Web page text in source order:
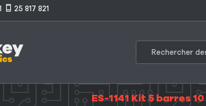
25 817 821
ES-1141 Kit 5 barres 10